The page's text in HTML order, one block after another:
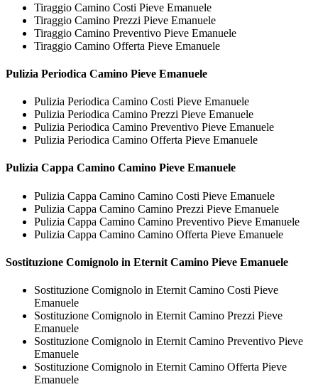
Tiraggio Camino Costi Pieve Emanuele
Tiraggio Camino Prezzi Pieve Emanuele
Tiraggio Camino Preventivo Pieve Emanuele
Tiraggio Camino Offerta Pieve Emanuele
Pulizia Periodica Camino Pieve Emanuele
Pulizia Periodica Camino Costi Pieve Emanuele
Pulizia Periodica Camino Prezzi Pieve Emanuele
Pulizia Periodica Camino Preventivo Pieve Emanuele
Pulizia Periodica Camino Offerta Pieve Emanuele
Pulizia Cappa Camino Camino Pieve Emanuele
Pulizia Cappa Camino Camino Costi Pieve Emanuele
Pulizia Cappa Camino Camino Prezzi Pieve Emanuele
Pulizia Cappa Camino Camino Preventivo Pieve Emanuele
Pulizia Cappa Camino Camino Offerta Pieve Emanuele
Sostituzione Comignolo in Eternit Camino Pieve Emanuele
Sostituzione Comignolo in Eternit Camino Costi Pieve
Emanuele
Sostituzione Comignolo in Eternit Camino Prezzi Pieve
Emanuele
Sostituzione Comignolo in Eternit Camino Preventivo Pieve
Emanuele
Sostituzione Comignolo in Eternit Camino Offerta Pieve
Emanuele